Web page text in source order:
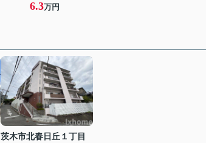
6.3万円
茨木市北春日丘１丁目